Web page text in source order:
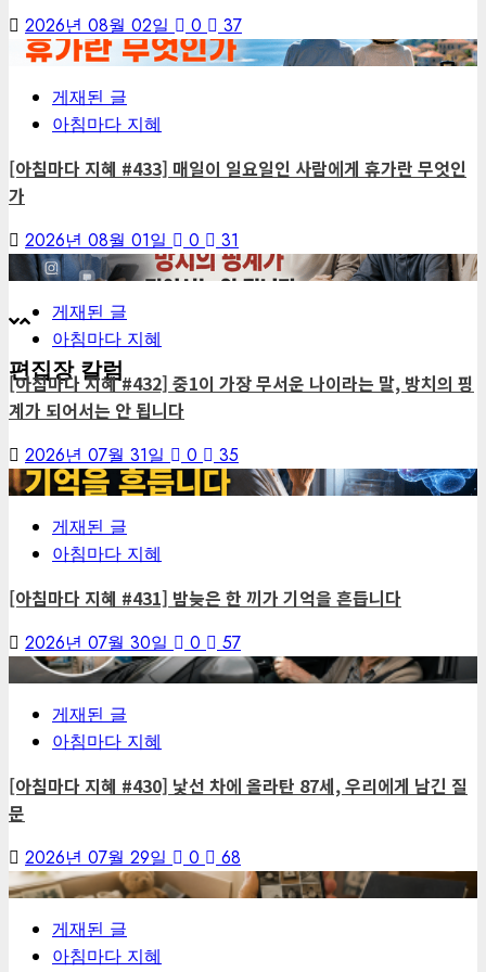
2026년 08월 02일 0
37
게재된 글
아침마다 지혜
[아침마다 지혜 #433] 매일이 일요일인 사람에게 휴가란 무엇인
가
2026년 08월 01일 0
31
게재된 글
아침마다 지혜
[아침마다 지혜 #432] 중1이 가장 무서운 나이라는 말, 방치의 핑
계가 되어서는 안 됩니다
2026년 07월 31일 0
35
5
게재된 글
아침마다 지혜
[아침마다 지혜 #431] 밤늦은 한 끼가 기억을 흔듭니다
2026년 07월 30일 0
57
6
게재된 글
아침마다 지혜
[아침마다 지혜 #430] 낯선 차에 올라탄 87세, 우리에게 남긴 질
문
2026년 07월 29일 0
68
7
게재된 글
아침마다 지혜
편집장 칼럼